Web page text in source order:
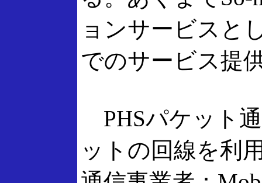
ョンサービスと
でのサービス提
PHSパケット
ットの回線を利